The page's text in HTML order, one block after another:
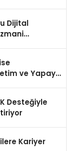
Dijital
ve Yapay
Desteğiyle
Kariyer